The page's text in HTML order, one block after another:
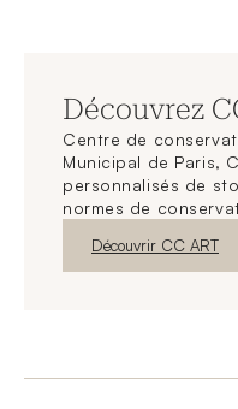
Découvrez
Centre de
Municipal de Paris,
personnalisés de
normes de
Nouvelle fenêtre
Découvrir CC ART